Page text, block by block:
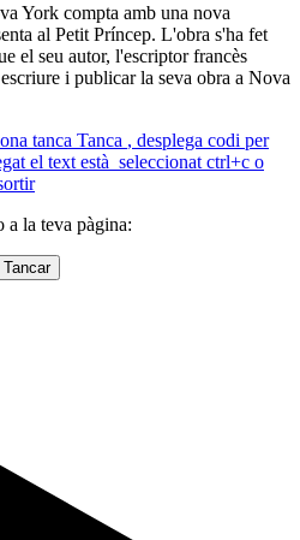
York compta amb una nova
al Petit Príncep. L'obra s'ha fet
el seu autor, l'escriptor francès
i publicar la seva obra a Nova
Tanca , desplega codi per
el text està seleccionat ctrl+c o
a la teva pàgina:
Tancar